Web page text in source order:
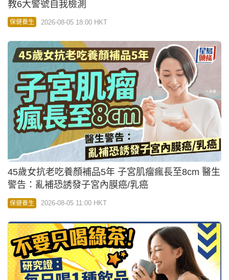
教6大警號自我檢測
保健養生 2026-08-05 18:00 HKT
45歲女抗老吃養顏補品5年 子宮肌瘤瘋長至8cm 醫生
警告：亂補恐誘發子宮內膜癌/乳癌
保健養生 2026-08-05 11:00 HKT